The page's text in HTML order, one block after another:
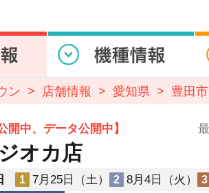
ン 店舗情報 愛知県 豊田市
開中、データ公開中】
オカ店
1 7月25日（土） 2 8月4日（火） 3